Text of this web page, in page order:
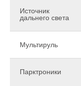
Источник
дальнего света
Мультируль
Парктроники